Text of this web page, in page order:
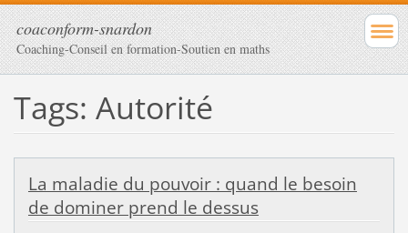
coaconform-snardon
Coaching-Conseil en formation-Soutien en maths
Tags: Autorité
La maladie du pouvoir : quand le besoin
de dominer prend le dessus